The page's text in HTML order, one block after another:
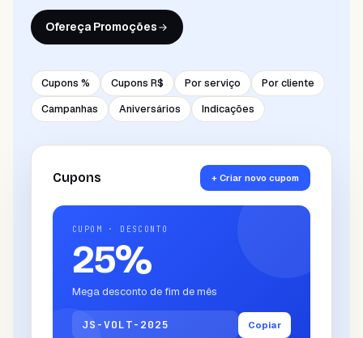
Ofereça Promoções
Cupons % Cupons R$ Por serviço
Por cliente
Campanhas
Aniversários Indicações
Cupons + Criar novo cupom
CUPOM · DESCONTO
25%
Mega desconto de fim de mês
JS-VOLT-2025 Copiar